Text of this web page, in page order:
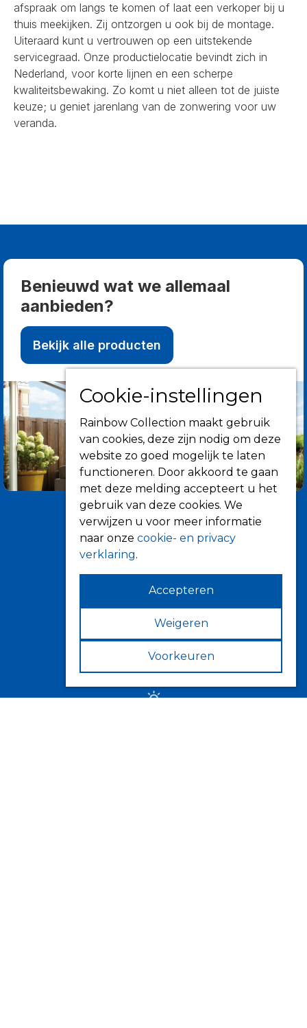
afspraak om langs te komen of laat een verkoper bij u
thuis meekijken. Zij ontzorgen u ook bij de montage.
Uiteraard kunt u vertrouwen op een uitstekende
servicegraad. Onze productielocatie bevindt zich in
Nederland, voor korte lijnen en een scherpe
kwaliteitsbewaking. Zo komt u niet alleen tot de juiste
keuze; u geniet jarenlang van de zonwering voor uw
veranda.
Benieuwd wat we allemaal
aanbieden?
Bekijk alle producten
Informatie
Over ons
Tips
Verkooppunten
Cookie-instellingen
Rainbow Collection maakt gebruik
van cookies, deze zijn nodig om deze
website zo goed mogelijk te laten
functioneren. Door akkoord te gaan
met deze melding accepteert u het
gebruik van deze cookies. We
verwijzen u voor meer informatie
naar onze cookie- en privacy
verklaring.
Accepteren
Weigeren
Voorkeuren